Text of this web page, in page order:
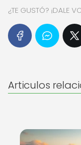
¿TE GUSTÓ? ¡DALE
Articulos